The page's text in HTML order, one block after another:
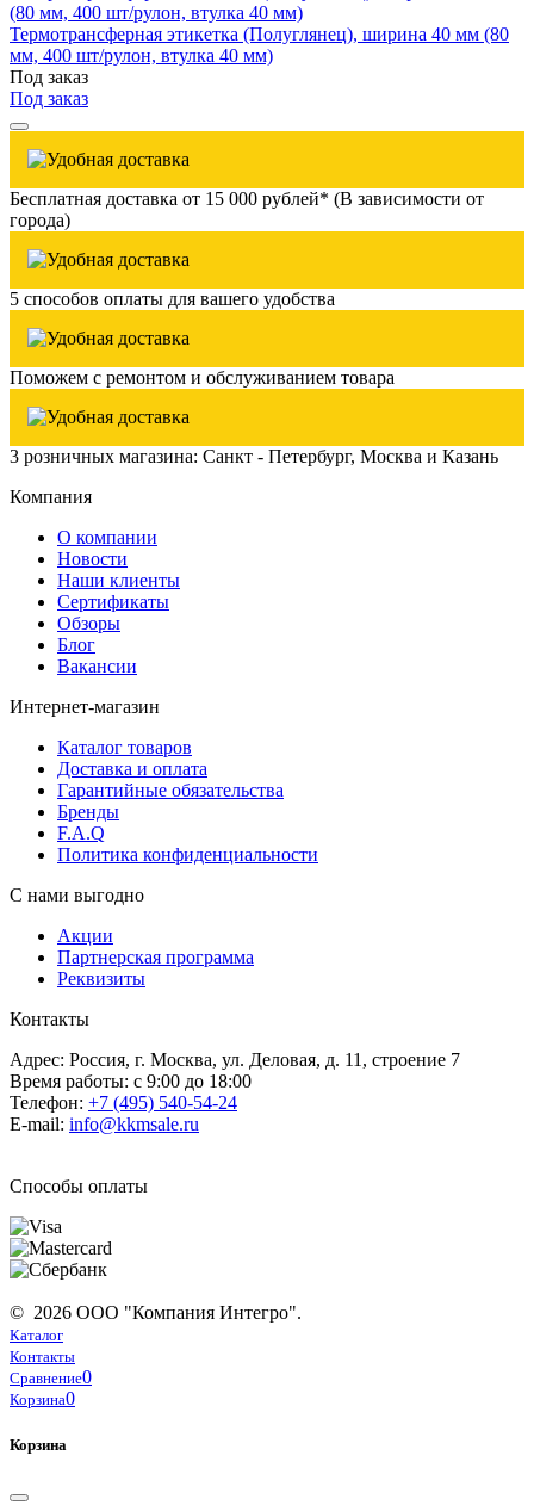
Термотрансферная этикетка (Полуглянец), ширина 40 мм (80
мм, 400 шт/рулон, втулка 40 мм)
Под заказ
Под заказ
Бесплатная доставка от 15 000 рублей* (В зависимости от
города)
5 способов оплаты для вашего удобства
Поможем с ремонтом и обслуживанием товара
3 розничных магазина: Санкт - Петербург, Москва и Казань
Компания
О компании
Новости
Наши клиенты
Сертификаты
Обзоры
Блог
Вакансии
Интернет-магазин
Каталог товаров
Доставка и оплата
Гарантийные обязательства
Бренды
F.A.Q
Политика конфиденциальности
С нами выгодно
Акции
Партнерская программа
Реквизиты
Контакты
Адрес: Россия, г. Москва, ул. Деловая, д. 11, строение 7
Время работы: с 9:00 до 18:00
Телефон: +7 (495) 540-54-24
E-mail: info@kkmsale.ru
Способы оплаты
© 2026 ООО "Компания Интегро".
Каталог
Контакты
Сравнение0
Корзина0
Корзина